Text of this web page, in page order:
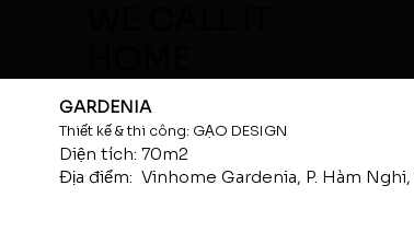
GARDENIA
Thiết kế & thi công: GẠO DESIGN
Diện tích: 70m2
Địa điểm: Vinhome Gardenia, P. Hàm